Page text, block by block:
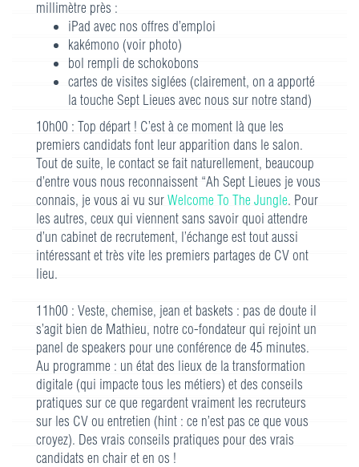
millimètre près :
iPad avec nos offres d’emploi
kakémono (voir photo)
bol rempli de schokobons
cartes de visites siglées (clairement, on a apporté
la touche Sept Lieues avec nous sur notre stand)
10h00 : Top départ ! C’est à ce moment là que les
premiers candidats font leur apparition dans le salon.
Tout de suite, le contact se fait naturellement, beaucoup
d’entre vous nous reconnaissent “Ah Sept Lieues je vous
connais, je vous ai vu surWelcome To The Jungle. Pour
les autres, ceux qui viennent sans savoir quoi attendre
d’un cabinet de recrutement, l’échange est tout aussi
intéressant et très vite les premiers partages de CV ont
lieu.
11h00 : Veste, chemise, jean et baskets : pas de doute il
s’agit bien de Mathieu, notre co-fondateur qui rejoint un
panel de speakers pour une conférence de 45 minutes.
Au programme : un état des lieux de la transformation
digitale (qui impacte tous les métiers) et des conseils
pratiques sur ce que regardent vraiment les recruteurs
sur les CV ou entretien (hint : ce n’est pas ce que vous
croyez). Des vrais conseils pratiques pour des vrais
candidats en chair et en os !